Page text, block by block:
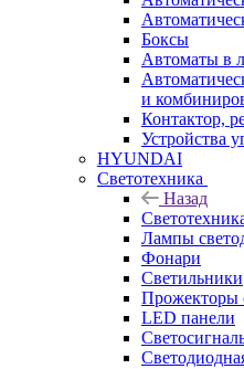
Боксы
Автоматы в
и
Контактор,
Устройства
HYUNDAI
Светотехника
Назад
Лампы
Фонари
Светильники
Прожекторы
LED панели